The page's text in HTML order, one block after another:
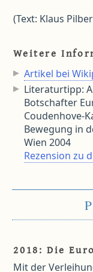
(Text: Klaus
Weitere
Artikel bei
Literaturtipp:
Botschafter
Coudenhove-
Bewegung in
Wien 2004
Rezension zu
2018: Die
Mit der